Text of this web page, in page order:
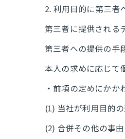
2. 利用目的に第三者
第三者に提供される
第三者への提供の手
本人の求めに応じて
・前項の定めにかか
(1) 当社が利用目的
(2) 合併その他の事